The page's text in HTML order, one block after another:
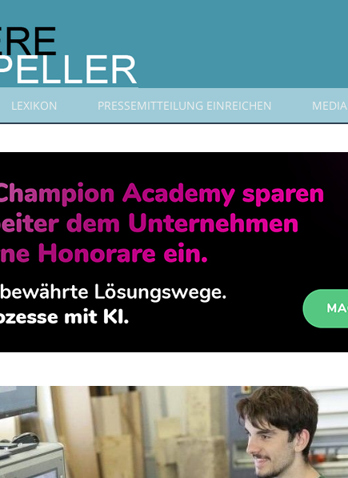
LEXIKON PRESSEMITTEILUNG EINREICHEN MEDIA